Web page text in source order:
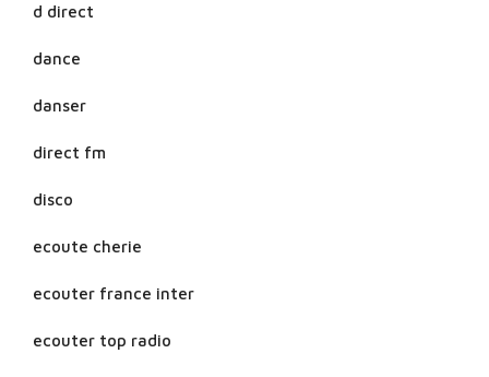
d direct
dance
danser
direct fm
disco
ecoute cherie
ecouter france inter
ecouter top radio